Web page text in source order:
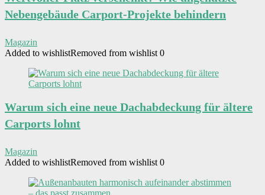
Nebengebäude Carport-Projekte behindern
Magazin
Added to wishlistRemoved from wishlist 0
Warum sich eine neue Dachabdeckung für ältere
Carports lohnt
Magazin
Added to wishlistRemoved from wishlist 0